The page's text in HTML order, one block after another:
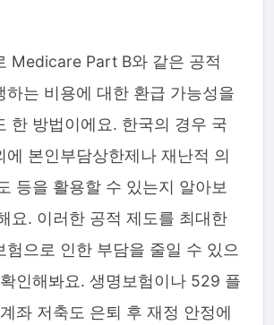
Medicare Part B와 같은 공적
하는 비용에 대한 환급 가능성을
한 방법이에요. 한국의 경우 국
에 본인부담상한제나 재난적 의
등을 활용할 수 있는지 알아보
요. 이러한 공적 제도를 최대한
험으로 인한 부담을 줄일 수 있으
인해봐요. 생명보험이나 529 플
좌 저축도 은퇴 후 재정 안정에